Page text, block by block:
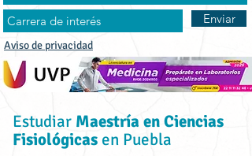
Enviar
Aviso de privacidad
Estudiar Maestría en Ciencias
Fisiológicas en Puebla